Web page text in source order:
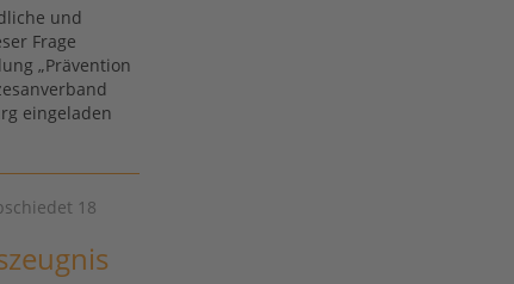
und
Frage
„Prävention
eingeladen
18